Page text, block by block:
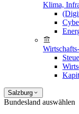
Klima,
Salzburg
Bundesland auswählen